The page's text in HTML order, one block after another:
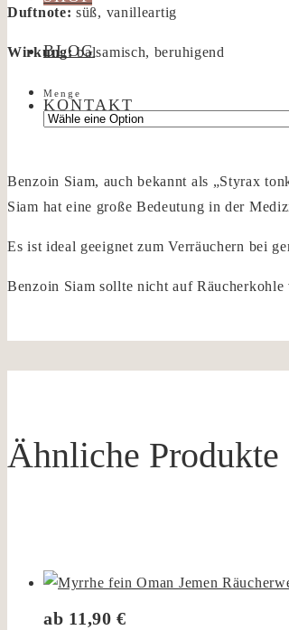
BLOG
KONTAKT
Duftnote: süß, vanilleartig
Wirkung:balsamisch, beruhigend
Menge
Benzoin Siam, auch bekannt als „Styrax
Siam hat eine große Bedeutung in der
Es ist ideal geeignet zum Verräuchern bei
Benzoin Siam sollte nicht auf Räucherkohle
Ähnliche Produkte
ab 11,90€